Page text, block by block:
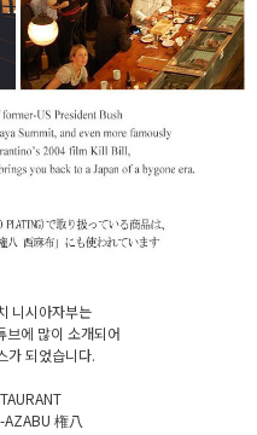
니시아자부는
브에 많이 소개되어
가 되었습니다.
AZABU 権八